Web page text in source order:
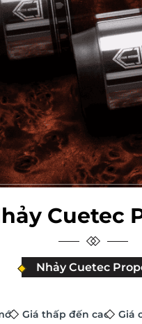
Cuetec
Nhảy Cuetec
Giá thấp đến cao Giá